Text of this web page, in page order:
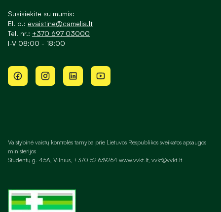
Susisiekite su mumis:
El. p.: evaistine@camelia.lt
Tel. nr.: +370 697 03000
I-V 08:00 - 18:00
Valstybinė vaistų kontrolės tarnyba prie Lietuvos Respublikos sveikatos apsaugos
ministerijos
Studentų g. 45A, Vilnius, +370 52 639264 www.vvkt.lt, vvkt@vvkt.lt